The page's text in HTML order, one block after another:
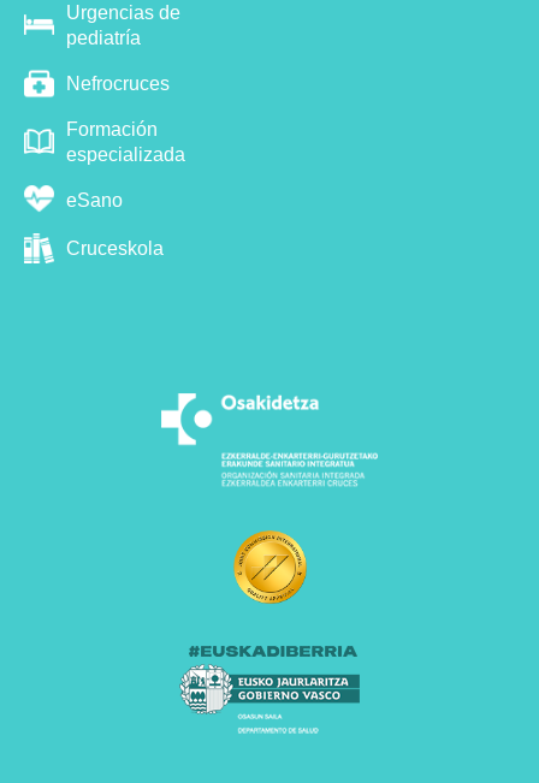
Urgencias de
pediatría
Nefrocruces
Formación
especializada
eSano
Cruceskola